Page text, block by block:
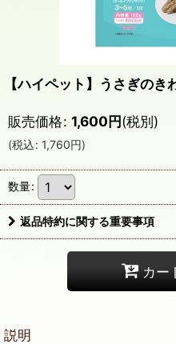
【ハイペット】うさぎの
販売価格: 1,600円(税別)
(税込: 1,760円)
数量:
返品特約に関する重要事項
カー
説明